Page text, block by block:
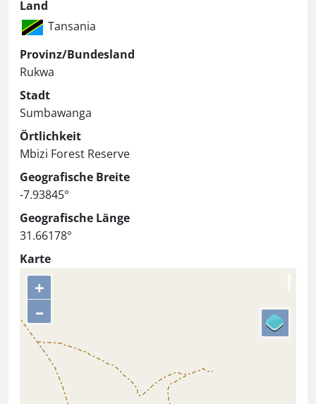
Land
Tansania
Provinz/Bundesland
Rukwa
Stadt
Sumbawanga
Örtlichkeit
Mbizi Forest Reserve
Geografische Breite
-7.93845°
Geografische Länge
31.66178°
Karte
+
–